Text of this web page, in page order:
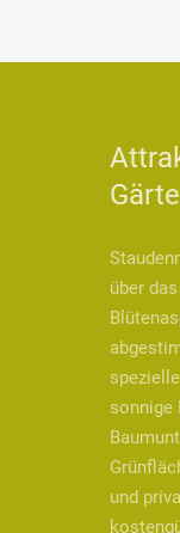
über
sonnige
und